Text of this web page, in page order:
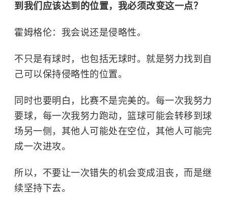
到我们应该达到的位置，我必须改变这一点？
霍姆格伦：我会说还是侵略性。
不只是有球时，也包括无球时。就是努力找到自
己可以保持侵略性的位置。
同时也要明白，比赛不是完美的。每一次我努力
要球，每一次我努力跑动，篮球可能会转移到球
场另一侧，其他人可能处在空位，其他人可能完
成一次进攻。
所以，不要让一次错失的机会变成沮丧，而是继
续坚持下去。